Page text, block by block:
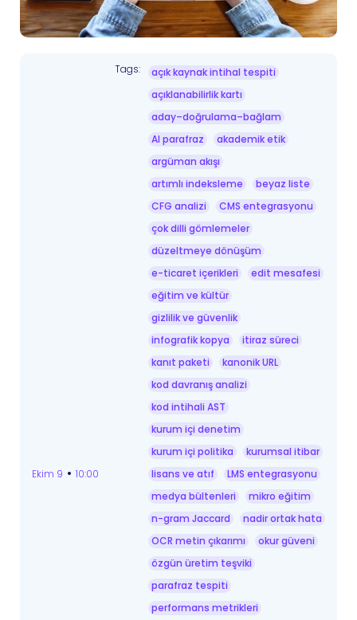
Ekim 9 • 10:00
Tags:
açık kaynak intihal tespiti
açıklanabilirlik kartı
aday–doğrulama–bağlam
AI parafraz
akademik etik
argüman akışı
artımlı indeksleme
beyaz liste
CFG analizi
CMS entegrasyonu
çok dilli gömlemeler
düzeltmeye dönüşüm
e-ticaret içerikleri
edit mesafesi
eğitim ve kültür
gizlilik ve güvenlik
infografik kopya
itiraz süreci
kanıt paketi
kanonik URL
kod davranış analizi
kod intihali AST
kurum içi denetim
kurum içi politika
kurumsal itibar
lisans ve atıf
LMS entegrasyonu
medya bültenleri
mikro eğitim
n-gram Jaccard
nadir ortak hata
OCR metin çıkarımı
okur güveni
özgün üretim teşviki
parafraz tespiti
performans metrikleri